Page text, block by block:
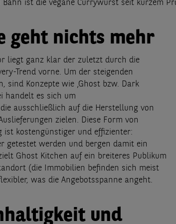
Bahn ist die vegane Currywurst seit kurzem
geht nichts mehr
liegt ganz klar der zuletzt durch die
Trend vorne. Um der steigenden
sind Konzepte wie ‚Ghost bzw. Dark
handelt es sich um
ausschließlich auf die Herstellung von
zielen. Diese Form von
ist kostengünstiger und effizienter:
getestet werden und bergen damit ein
Ghost Kitchen auf ein breiteres Publikum
(die Immobilien befinden sich meist
was die Angebotsspanne angeht.
und